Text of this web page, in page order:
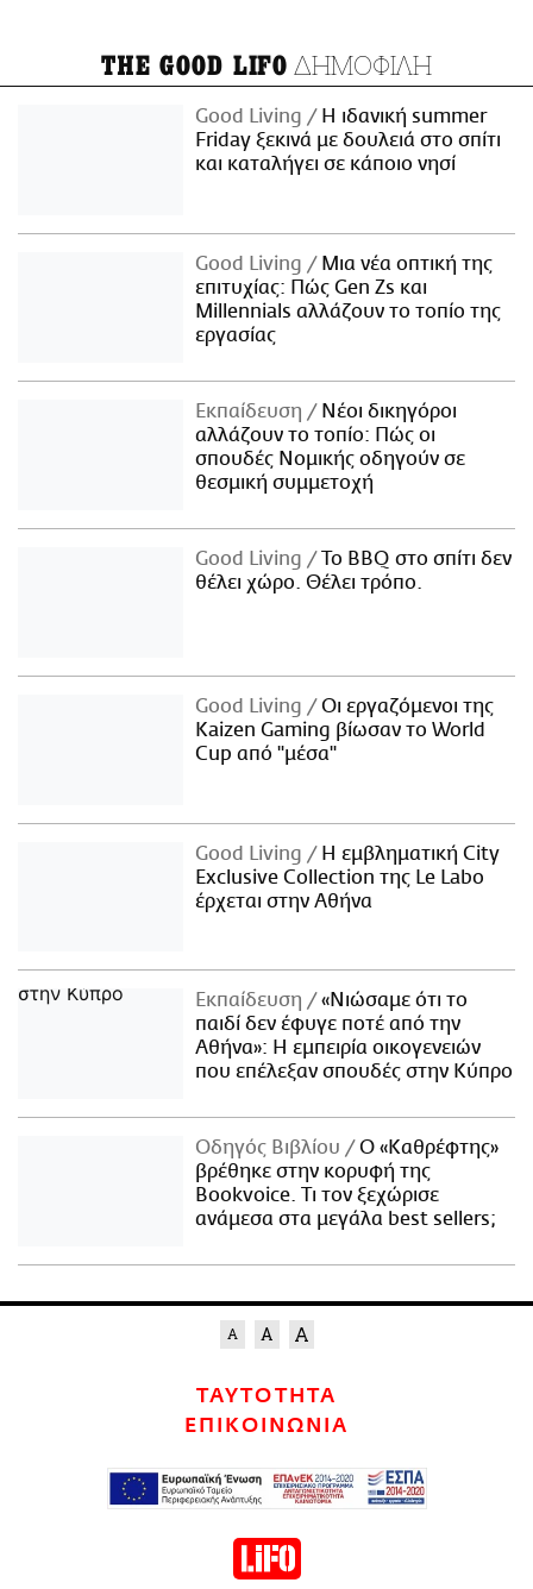
THE GOOD LIFO ΔΗΜΟΦΙΛΗ
Good Living
Η ιδανική summer
Friday ξεκινά με δουλειά στο σπίτι
και καταλήγει σε κάποιο νησί
Good Living
Μια νέα οπτική της
επιτυχίας: Πώς Gen Zs και
Millennials αλλάζουν το τοπίο της
εργασίας
Εκπαίδευση
Νέοι δικηγόροι
αλλάζουν το τοπίο: Πώς οι
σπουδές Νομικής οδηγούν σε
θεσμική συμμετοχή
Good Living
Το BBQ στο σπίτι δεν
θέλει χώρο. Θέλει τρόπο.
Good Living
Οι εργαζόμενοι της
Kaizen Gaming βίωσαν το World
Cup από "μέσα"
Good Living
Η εμβληματική City
Exclusive Collection της Le Labo
έρχεται στην Αθήνα
Εκπαίδευση
«Νιώσαμε ότι το
παιδί δεν έφυγε ποτέ από την
Αθήνα»: Η εμπειρία οικογενειών
που επέλεξαν σπουδές στην Κύπρο
Οδηγός Βιβλίου
Ο «Καθρέφτης»
βρέθηκε στην κορυφή της
Bookvoice. Τι τον ξεχώρισε
ανάμεσα στα μεγάλα best sellers;
ΤΑΥΤΟΤΗΤΑ
ΕΠΙΚΟΙΝΩΝΙΑ